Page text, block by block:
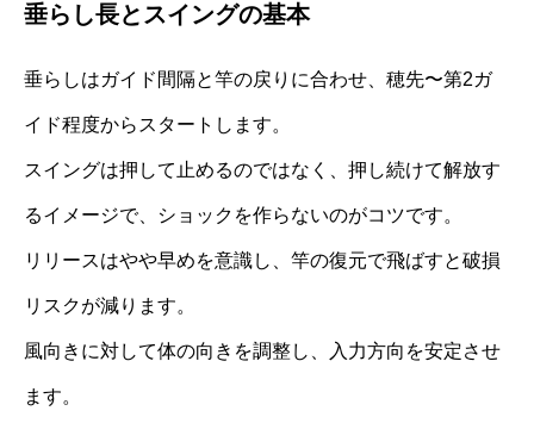
垂らし長とスイングの基本
垂らしはガイド間隔と竿の戻りに合わせ、穂先〜第2ガ
イド程度からスタートします。
スイングは押して止めるのではなく、押し続けて解放す
るイメージで、ショックを作らないのがコツです。
リリースはやや早めを意識し、竿の復元で飛ばすと破損
リスクが減ります。
風向きに対して体の向きを調整し、入力方向を安定させ
ます。